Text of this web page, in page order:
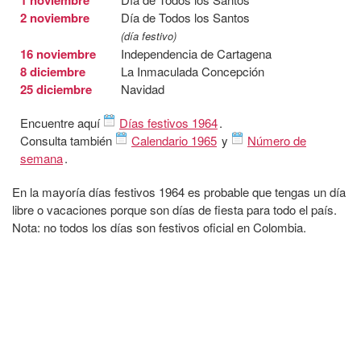
2 noviembre Día de Todos los Santos
(día festivo)
16 noviembre Independencia de Cartagena
8 diciembre La Inmaculada Concepción
25 diciembre
Navidad
Encuentre aquí
Días festivos 1964.
Consulta también
Calendario 1965 y
Número de
semana.
En la mayoría días festivos 1964 es probable que tengas un día
libre o vacaciones porque son días de fiesta para todo el país.
Nota: no todos los días son festivos oficial en Colombia.